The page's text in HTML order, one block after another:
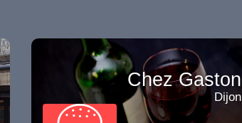
Chez Gaston
Dijon